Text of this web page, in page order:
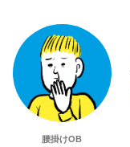
腰掛けOB